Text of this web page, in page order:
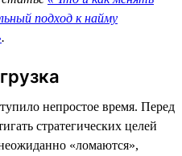
подход к найму
.
непростое время. Перед
стратегических целей
«ломаются»,